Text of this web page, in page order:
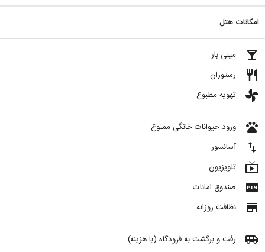
امکانات هتل
local_bar مینی بار
restaurant رستوران
toys تهویه مطبوع
pets ورود حیوانات خانگی ممنوع
import_export آسانسور
live_tv تلویزیون
fiber_pin صندوق امانات
store نظافت روزانه
airport_shuttle رفت و برگشت به فرودگاه (با هزینه)